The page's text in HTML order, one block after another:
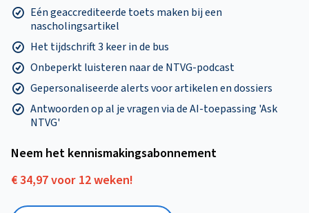
Eén geaccrediteerde toets maken bij een
nascholingsartikel
Het tijdschrift 3 keer in de bus
Onbeperkt luisteren naar de NTVG-podcast
Gepersonaliseerde alerts voor artikelen en dossiers
Antwoorden op al je vragen via de AI-toepassing 'Ask
NTVG'
Neem het kennismakings­abonnement
€ 34,97 voor 12 weken!